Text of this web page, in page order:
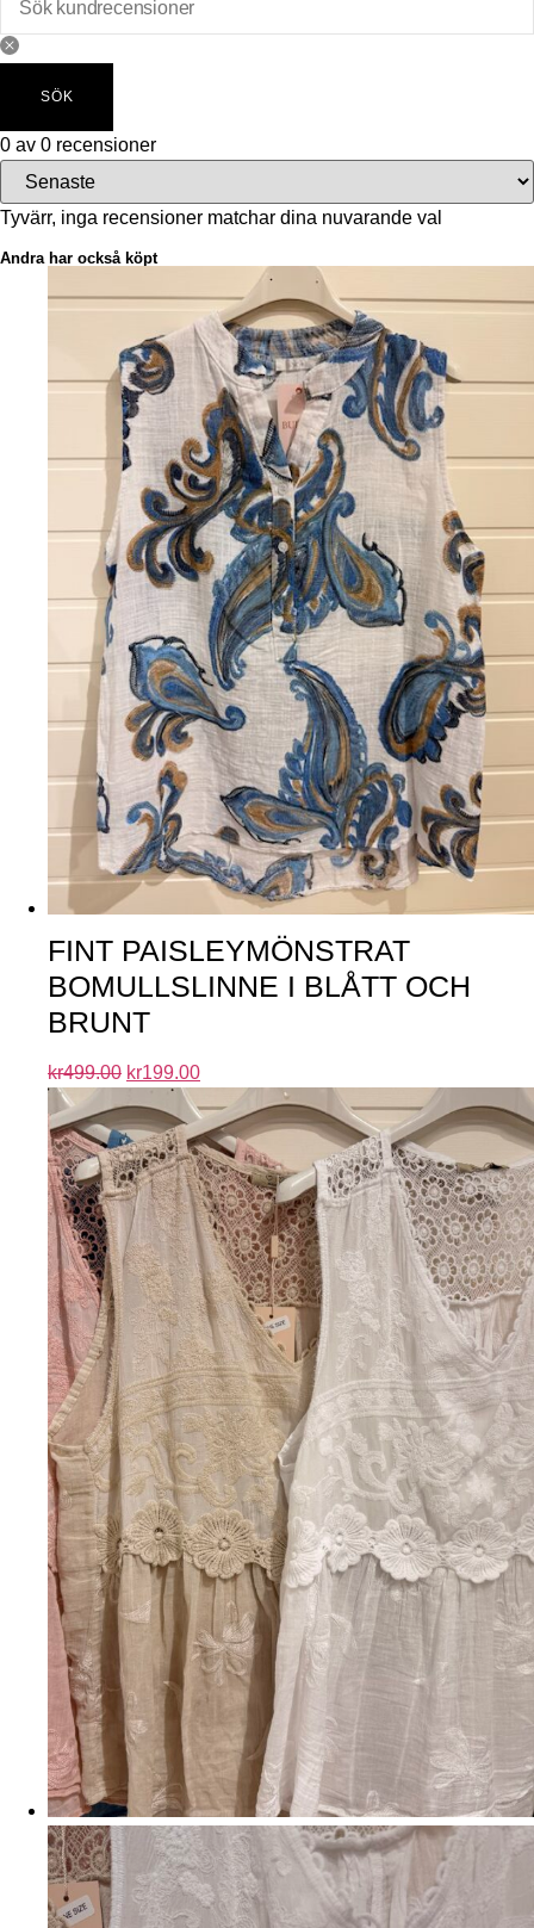
SÖK
0 av 0 recensioner
Tyvärr, inga recensioner matchar dina nuvarande val
Andra har också köpt
FINT PAISLEYMÖNSTRAT
BOMULLSLINNE I BLÅTT OCH
BRUNT
kr499.00 kr199.00